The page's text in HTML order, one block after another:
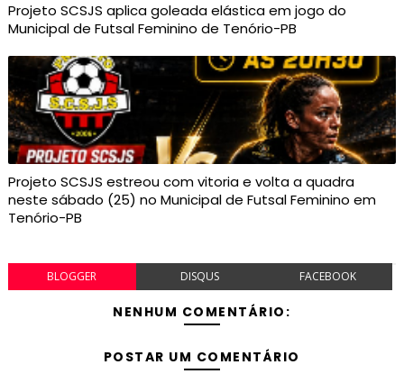
Projeto SCSJS aplica goleada elástica em jogo do
Municipal de Futsal Feminino de Tenório-PB
Projeto SCSJS estreou com vitoria e volta a quadra
neste sábado (25) no Municipal de Futsal Feminino em
Tenório-PB
BLOGGER DISQUS FACEBOOK
NENHUM COMENTÁRIO:
POSTAR UM COMENTÁRIO